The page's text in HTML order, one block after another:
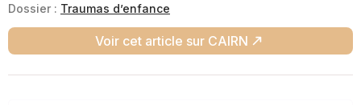
Dossier : Traumas d’enfance
Voir cet article sur CAIRN